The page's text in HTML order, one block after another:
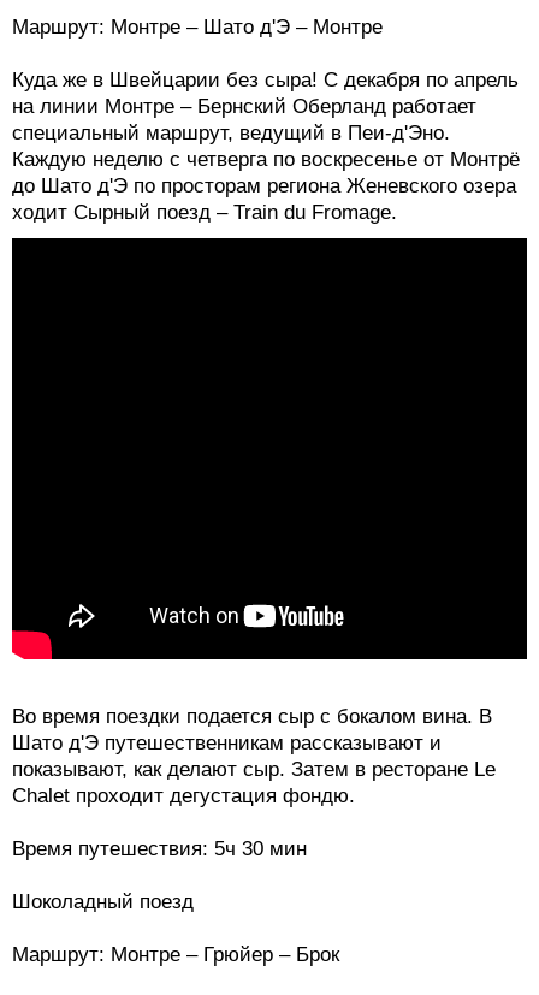
Маршрут: Монтре – Шато д'Э – Монтре
Куда же в Швейцарии без сыра! С декабря по апрель
на линии Монтре – Бернский Оберланд работает
специальный маршрут, ведущий в Пеи-д'Эно.
Каждую неделю с четверга по воскресенье от Монтрё
до Шато д'Э по просторам региона Женевского озера
ходит Сырный поезд – Train du Fromage.
Во время поездки подается сыр с бокалом вина. В
Шато д'Э путешественникам рассказывают и
показывают, как делают сыр. Затем в ресторане Le
Chalet проходит дегустация фондю.
Время путешествия: 5ч 30 мин
Шоколадный поезд
Маршрут: Монтре – Грюйер – Брок